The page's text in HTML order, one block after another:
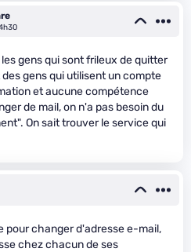
gens qui sont frileux de quitter
gens qui utilisent un compte
et aucune compétence
de mail, on n'a pas besoin du
On sait trouver le service qui
pour changer d'adresse e-mail,
chez chacun de ses